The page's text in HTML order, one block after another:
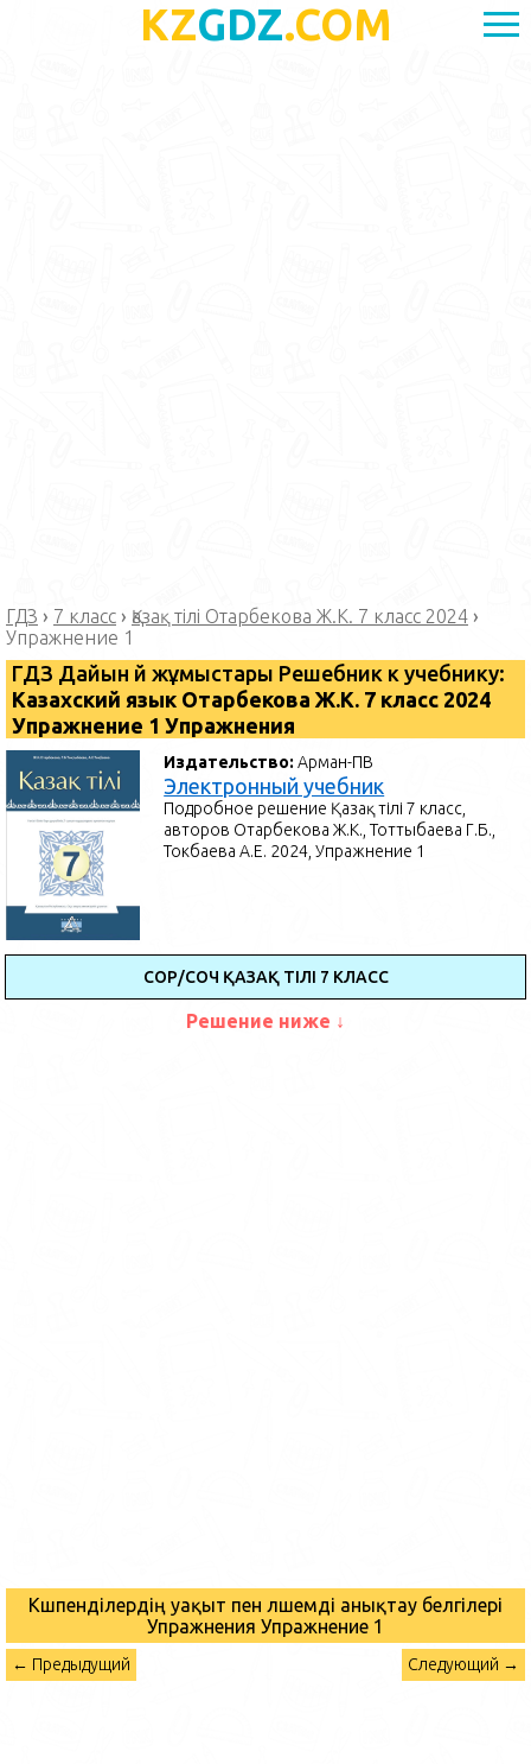
KZGDZ.COM
ГДЗ › 7 класс › Қазақ тілі Отарбекова Ж.К. 7 класс 2024 ›
Упражнение 1
ГДЗ Дайын үй жұмыстары Решебник к учебнику:
Казахский язык Отарбекова Ж.К. 7 класс 2024
Упражнение 1 Упражнения
Издательство:Арман-ПВ
Электронный учебник
Подробное решение Қазақ тілі 7 класс,
авторов Отарбекова Ж.К., Тоттыбаева Г.Б.,
Токбаева А.Е. 2024, Упражнение 1
СОР/СОЧ ҚАЗАҚ ТІЛІ 7 КЛАСС
Решение ниже ↓
Көшпенділердің уақыт пен өлшемді анықтау белгілері
Упражнения Упражнение 1
← Предыдущий Следующий →